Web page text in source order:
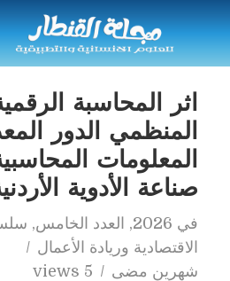
اثر المحاسبة
المنظمي الدور
المعلومات
صناعة الأدوية
في 2026
, العدد الخامس,
الاقتصادية وريادة الأعمال
شهرين مضى
5 views